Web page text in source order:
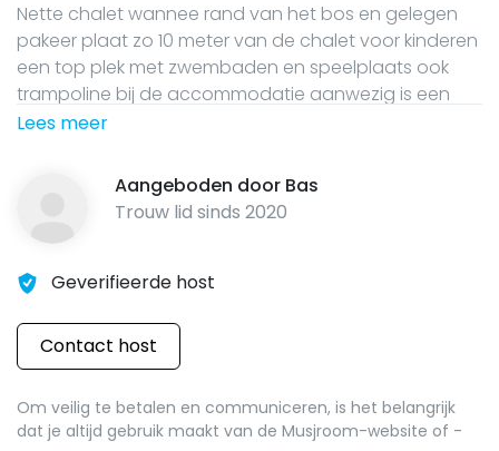
Nette chalet wannee rand van het bos en gelegen
pakeer plaat zo 10 meter van de chalet voor kinderen
een top plek met zwembaden en speelplaats ook
trampoline bij de accommodatie aanwezig is een
eigen wifi router
Lees meer
Aangeboden door Bas
Trouw lid sinds 2020
Geverifieerde host
Contact host
Om veilig te betalen en communiceren, is het belangrijk
dat je altijd gebruik maakt van de Musjroom-website of -